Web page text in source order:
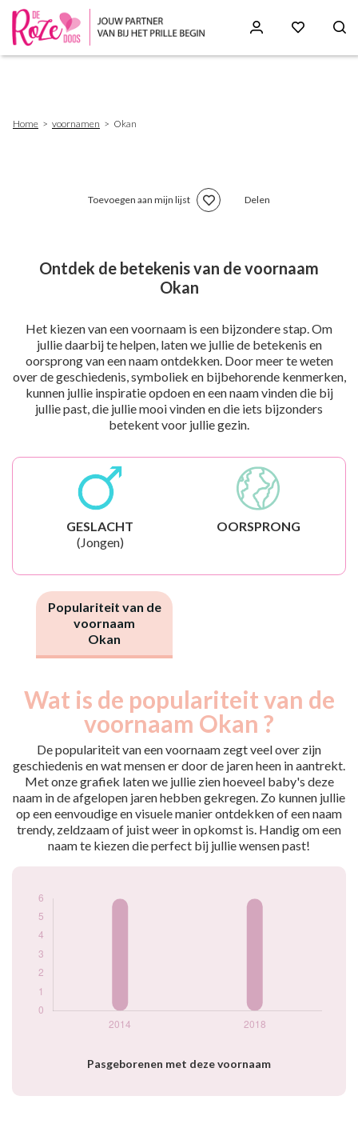
Home voornamen Okan
Toevoegen aan mijn lijst Delen
Ontdek de betekenis van de voornaam
Okan
Het kiezen van een voornaam is een bijzondere stap. Om
jullie daarbij te helpen, laten we jullie de betekenis en
oorsprong van een naam ontdekken. Door meer te weten
over de geschiedenis, symboliek en bijbehorende kenmerken,
kunnen jullie inspiratie opdoen en een naam vinden die bij
jullie past, die jullie mooi vinden en die iets bijzonders
betekent voor jullie gezin.
GESLACHT
(Jongen)
OORSPRONG
Populariteit van de
voornaam
Okan
Wat is de populariteit van de
voornaam Okan ?
De populariteit van een voornaam zegt veel over zijn
geschiedenis en wat mensen er door de jaren heen in aantrekt.
Met onze grafiek laten we jullie zien hoeveel baby's deze
naam in de afgelopen jaren hebben gekregen. Zo kunnen jullie
op een eenvoudige en visuele manier ontdekken of een naam
trendy, zeldzaam of juist weer in opkomst is. Handig om een
naam te kiezen die perfect bij jullie wensen past!
Pasgeborenen met deze voornaam
Popularité du
prénom Okan par
année
Année
Nouveaux-
nés
2018
6